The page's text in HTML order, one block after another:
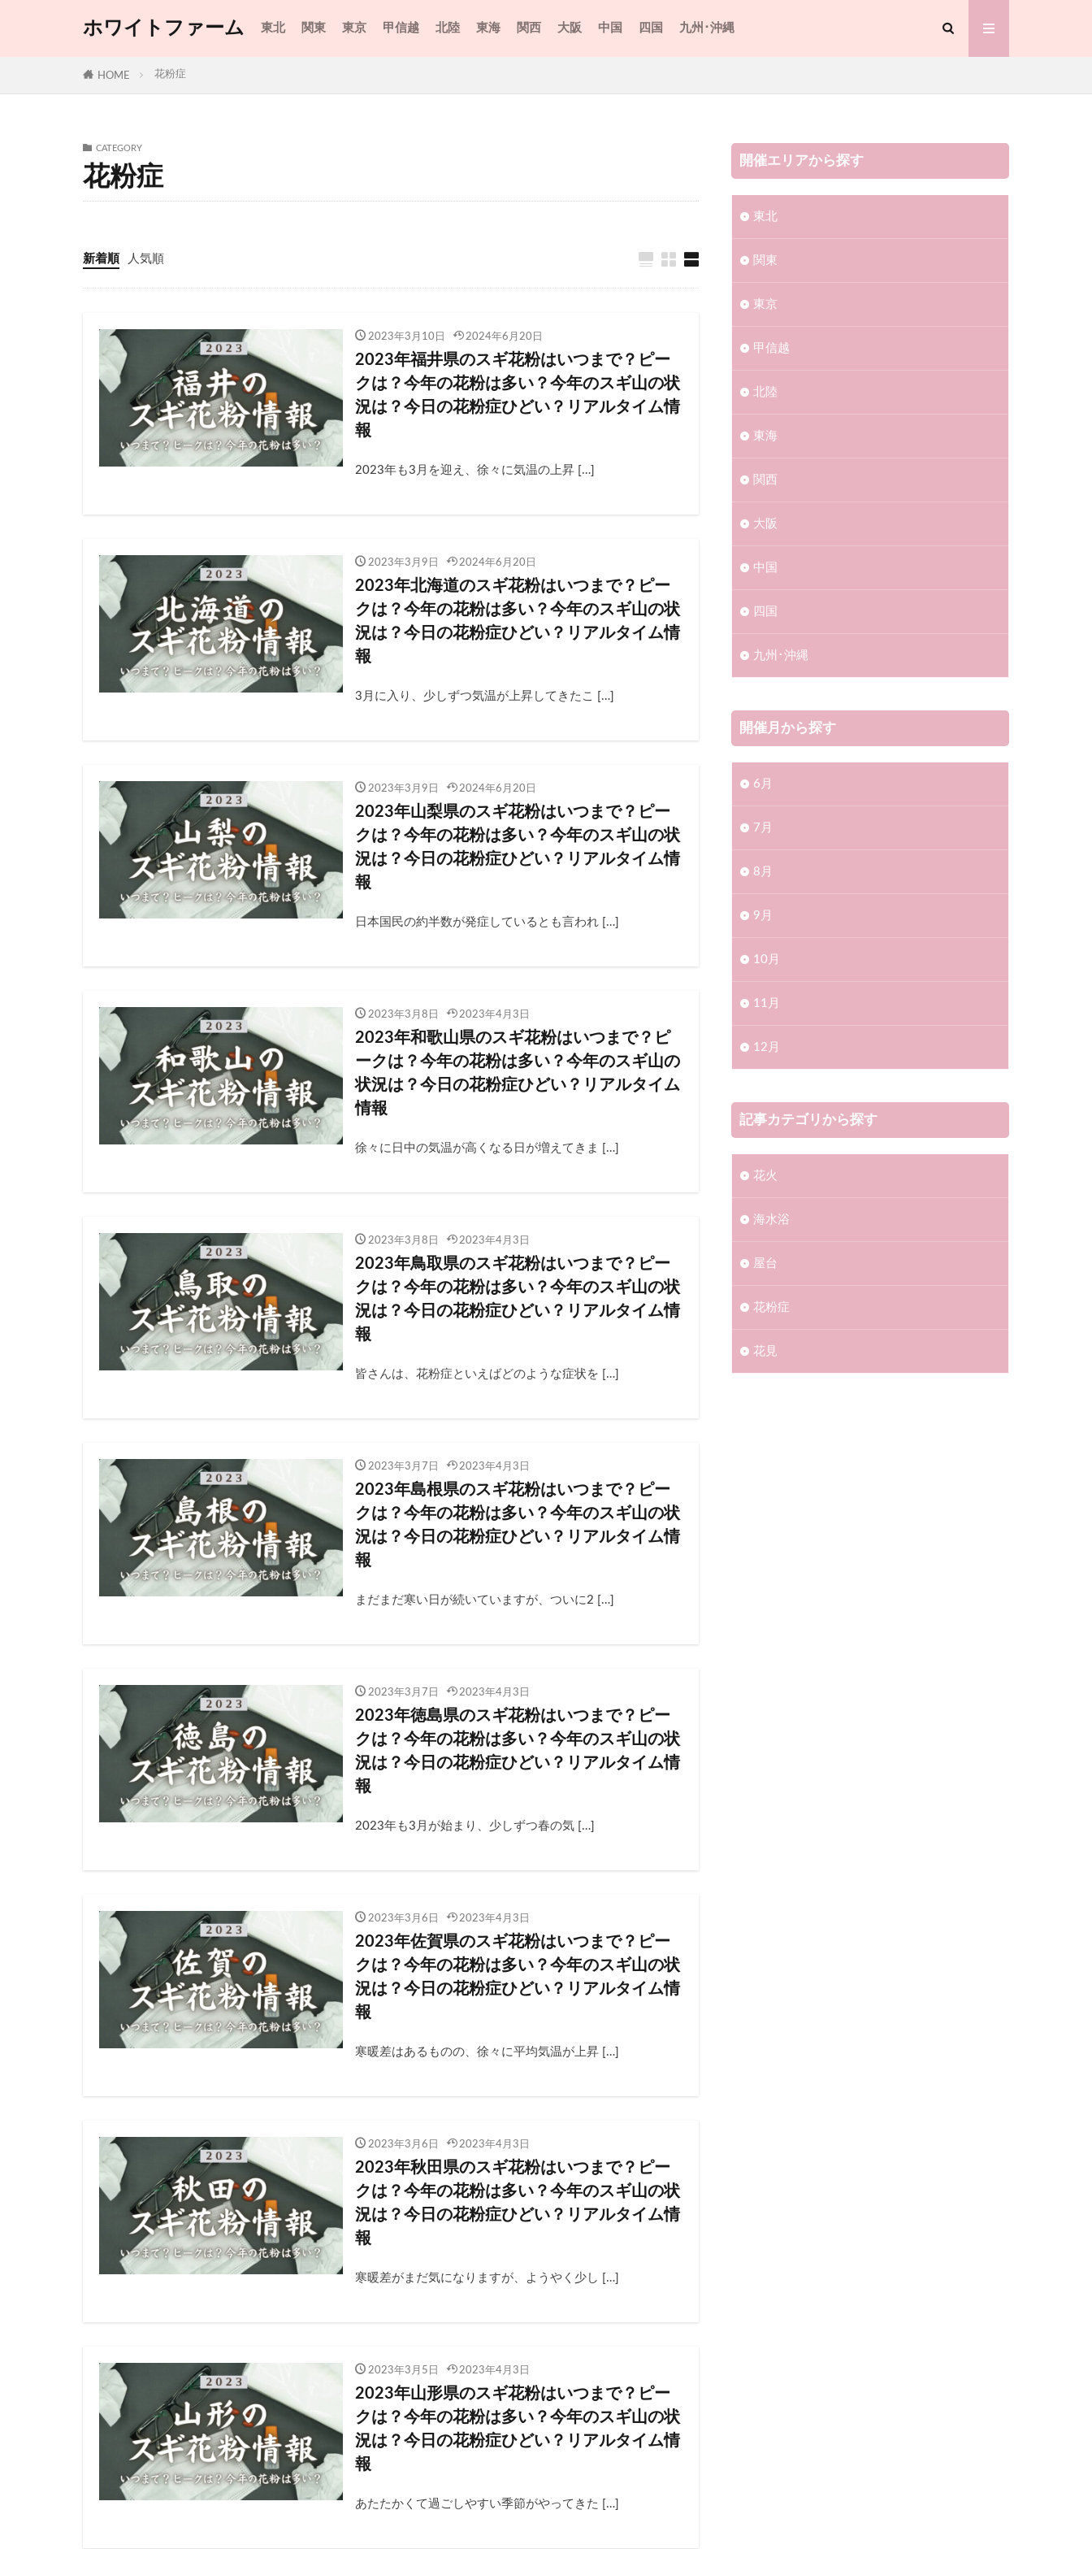
ホワイトファーム 東北 関東 東京 甲信越 北陸 東海 関西 大阪 中国 四国 九州･沖縄
HOME 花粉症
CATEGORY
花粉症
新着順 人気順
2023年3月10日 2024年6月20日
2023年福井県のスギ花粉はいつまで？ピー
クは？今年の花粉は多い？今年のスギ山の状
況は？今日の花粉症ひどい？リアルタイム情
報
2023年も3月を迎え、徐々に気温の上昇 […]
2023年3月9日 2024年6月20日
2023年北海道のスギ花粉はいつまで？ピー
クは？今年の花粉は多い？今年のスギ山の状
況は？今日の花粉症ひどい？リアルタイム情
報
3月に入り、少しずつ気温が上昇してきたこ […]
2023年3月9日 2024年6月20日
2023年山梨県のスギ花粉はいつまで？ピー
クは？今年の花粉は多い？今年のスギ山の状
況は？今日の花粉症ひどい？リアルタイム情
報
日本国民の約半数が発症しているとも言われ […]
2023年3月8日 2023年4月3日
2023年和歌山県のスギ花粉はいつまで？ピ
ークは？今年の花粉は多い？今年のスギ山の
状況は？今日の花粉症ひどい？リアルタイム
情報
徐々に日中の気温が高くなる日が増えてきま […]
2023年3月8日 2023年4月3日
2023年鳥取県のスギ花粉はいつまで？ピー
クは？今年の花粉は多い？今年のスギ山の状
況は？今日の花粉症ひどい？リアルタイム情
報
皆さんは、花粉症といえばどのような症状を […]
2023年3月7日 2023年4月3日
2023年島根県のスギ花粉はいつまで？ピー
クは？今年の花粉は多い？今年のスギ山の状
況は？今日の花粉症ひどい？リアルタイム情
報
まだまだ寒い日が続いていますが、ついに2 […]
2023年3月7日 2023年4月3日
2023年徳島県のスギ花粉はいつまで？ピー
クは？今年の花粉は多い？今年のスギ山の状
況は？今日の花粉症ひどい？リアルタイム情
報
2023年も3月が始まり、少しずつ春の気 […]
2023年3月6日 2023年4月3日
2023年佐賀県のスギ花粉はいつまで？ピー
クは？今年の花粉は多い？今年のスギ山の状
況は？今日の花粉症ひどい？リアルタイム情
報
寒暖差はあるものの、徐々に平均気温が上昇 […]
2023年3月6日 2023年4月3日
2023年秋田県のスギ花粉はいつまで？ピー
クは？今年の花粉は多い？今年のスギ山の状
況は？今日の花粉症ひどい？リアルタイム情
報
寒暖差がまだ気になりますが、ようやく少し […]
2023年3月5日 2023年4月3日
2023年山形県のスギ花粉はいつまで？ピー
クは？今年の花粉は多い？今年のスギ山の状
況は？今日の花粉症ひどい？リアルタイム情
報
あたたかくて過ごしやすい季節がやってきた […]
開催エリアから探す
東北
関東
東京
甲信越
北陸
東海
関西
大阪
中国
四国
九州･沖縄
開催月から探す
6月
7月
8月
9月
10月
11月
12月
記事カテゴリから探す
花火
海水浴​​
屋台
花粉症
花見